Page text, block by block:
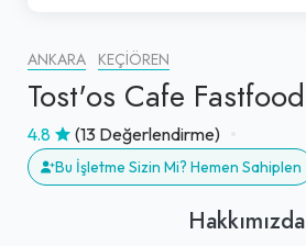
ANKARA KEÇIÖREN
Tost'os Cafe Fastfood
4.8 (13 Değerlendirme)
Bu İşletme Sizin Mi? Hemen Sahiplen
Hakkımızda